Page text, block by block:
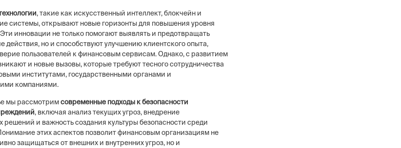
, такие как искусственный интеллект, блокчейн и
системы, открывают новые горизонты для повышения уровня
инновации не только помогают выявлять и предотвращать
действия, но и способствуют улучшению клиентского опыта,
пользователей к финансовым сервисам. Однако, с развитием
и новые вызовы, которые требуют тесного сотрудничества
институтами, государственными органами и
компаниями.
мы рассмотримсовременные подходы к безопасности
, включая анализ текущих угроз, внедрение
решений и важность создания культуры безопасности среди
этих аспектов позволит финансовым организациям не
защищаться от внешних и внутренних угроз, но и